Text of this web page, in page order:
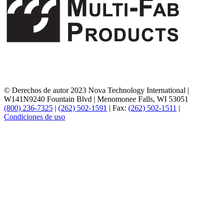
© Derechos de autor 2023 Nova Technology International |
W141N9240 Fountain Blvd | Menomonee Falls, WI 53051
(800) 236-7325 | (262) 502-1591 | Fax: (262) 502-1511 |
Condiciones de uso